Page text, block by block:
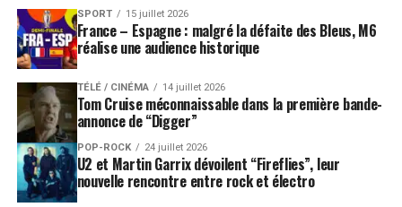
SPORT 15 juillet 2026
France – Espagne : malgré la défaite des Bleus, M6
réalise une audience historique
TÉLÉ / CINÉMA 14 juillet 2026
Tom Cruise méconnaissable dans la première bande-
annonce de “Digger”
POP-ROCK 24 juillet 2026
U2 et Martin Garrix dévoilent “Fireflies”, leur
nouvelle rencontre entre rock et électro